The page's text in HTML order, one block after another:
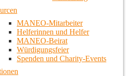
MANEO-Mitarbeiter
Helferinnen und Helfer
MANEO-Beirat
Würdigungsfeier
Spenden und Charity-Events